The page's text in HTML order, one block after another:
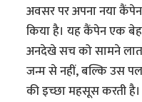
अवसर पर अपना नया कैंपेन
किया है। यह कैंपेन एक
अनदेखे सच को सामने
जन्म से नहीं, बल्कि उस
की इच्छा महसूस करती है।